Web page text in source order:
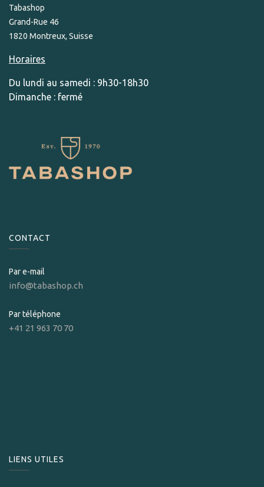
Tabashop
Grand-Rue 46
1820 Montreux, Suisse
Horaires
Du lundi au samedi : 9h30-18h30
Dimanche : fermé
CONTACT
Par e-mail
info@tabashop.ch
Par téléphone
+41 21 963 70 70
LIENS UTILES